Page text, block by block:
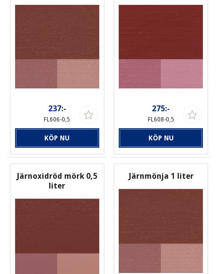
237:-
FL606-0,5
KÖP NU
275:-
FL608-0,5
KÖP NU
Järnoxidröd mörk 0,5
liter
Järnmönja 1 liter